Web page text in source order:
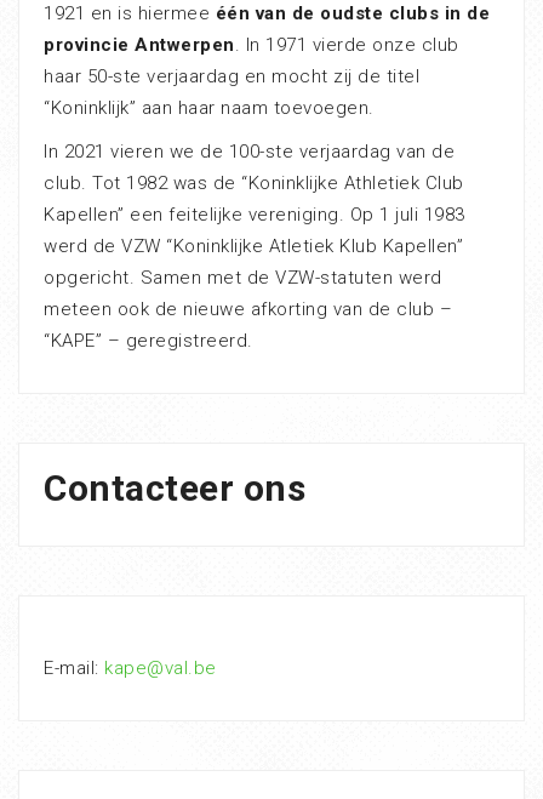
1921 en is hiermee één van de oudste clubs in de
provincie Antwerpen. In 1971 vierde onze club
haar 50-ste verjaardag en mocht zij de titel
“Koninklijk” aan haar naam toevoegen.
In 2021 vieren we de 100-ste verjaardag van de
club. Tot 1982 was de “Koninklijke Athletiek Club
Kapellen” een feitelijke vereniging. Op 1 juli 1983
werd de VZW “Koninklijke Atletiek Klub Kapellen”
opgericht. Samen met de VZW-statuten werd
meteen ook de nieuwe afkorting van de club –
“KAPE” – geregistreerd.
Contacteer ons
E-mail: kape@val.be